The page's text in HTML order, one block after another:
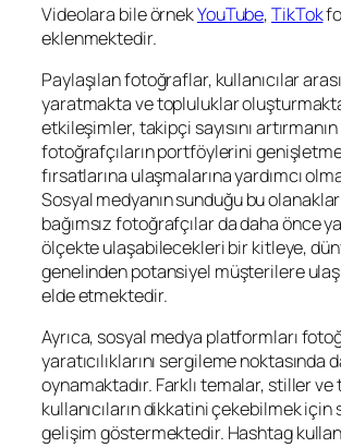
Videolara bile örnekYouTube,TikTok
eklenmektedir.
Paylaşılan fotoğraflar, kullanıcılar
yaratmakta ve topluluklar
etkileşimler, takipçi sayısını artırmanın
fotoğrafçıların portföylerini
fırsatlarına ulaşmalarına yardımcı
Sosyal medyanın sunduğu bu
bağımsız fotoğrafçılar da daha önce
ölçekte ulaşabilecekleri bir kitleye,
genelinden potansiyel müşterilere
elde etmektedir.
Ayrıca, sosyal medya platformları
yaratıcılıklarını sergileme noktasında
oynamaktadır. Farklı temalar, stiller ve
kullanıcıların dikkatini çekebilmek
gelişim göstermektedir. Hashtag